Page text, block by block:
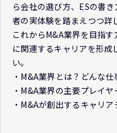
ら会社の選び方、ESの書
者の実体験を踏まえつつ詳
これからM&A業界を目指
に関連するキャリアを形
い。
・M&A業界とは？どんな仕
・M&A業界の主要プレイ
・M&Aが創出するキャリア